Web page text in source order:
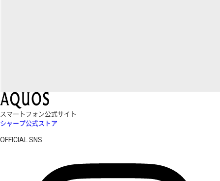
スマートフォン公式サイト
シャープ公式ストア
OFFICIAL SNS